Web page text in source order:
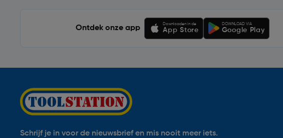
Ontdek onze app
Downloaden in de
App Store
DOWNLOAD VIA
Google Play
Schrijf je in voor de nieuwsbrief en mis nooit meer iets.